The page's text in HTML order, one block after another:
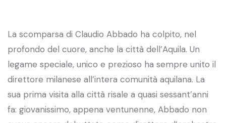
La scomparsa di Claudio Abbado ha colpito, nel
profondo del cuore, anche la città dell’Aquila. Un
legame speciale, unico e prezioso ha sempre unito il
direttore milanese all’intera comunità aquilana. La
sua prima visita alla città risale a quasi sessant’anni
fa: giovanissimo, appena ventunenne, Abbado non